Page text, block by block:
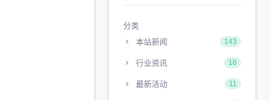
分类
本站新闻
143
行业资讯 16
最新活动 11